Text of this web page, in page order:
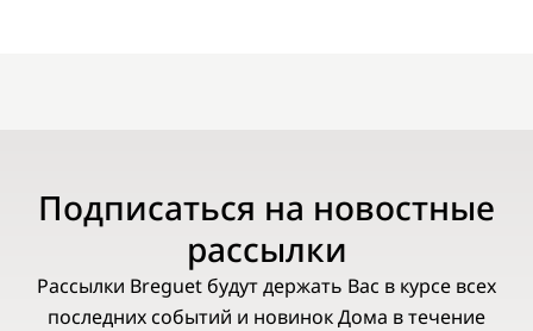
Подписаться на новостные
рассылки
Рассылки Breguet будут держать Вас в курсе всех
последних событий и новинок Дома в течение